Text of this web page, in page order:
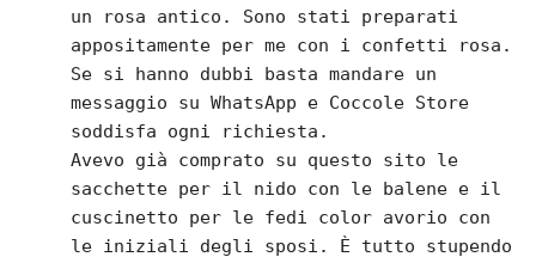
un rosa antico. Sono stati preparati
appositamente per me con i confetti rosa.
Se si hanno dubbi basta mandare un
messaggio su WhatsApp e Coccole Store
soddisfa ogni richiesta.
Avevo già comprato su questo sito le
sacchette per il nido con le balene e il
cuscinetto per le fedi color avorio con
le iniziali degli sposi. È tutto stupendo